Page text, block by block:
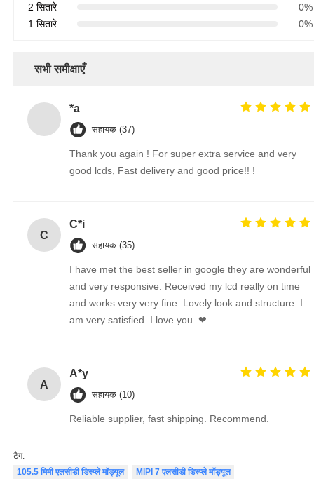
2 सितारे
0%
1 सितारे
0%
सभी समीक्षाएँ
*a
सहायक (37)
Thank you again ! For super extra service and very
good lcds, Fast delivery and good price!! !
C
C*i
सहायक (35)
I have met the best seller in google they are wonderful
and very responsive. Received my lcd really on time
and works very very fine. Lovely look and structure. I
am very satisfied. I love you. ❤
A
A*y
सहायक (10)
Reliable supplier, fast shipping. Recommend.
टैग:
105.5 मिमी एलसीडी डिस्प्ले मॉड्यूल
MIPI 7 एलसीडी डिस्प्ले मॉड्यूल